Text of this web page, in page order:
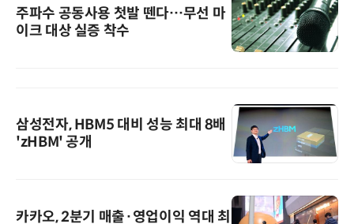
주파수 공동사용 첫발 뗀다…무선 마
이크 대상 실증 착수
삼성전자, HBM5 대비 성능 최대 8배
'zHBM' 공개
카카오, 2분기 매출·영업이익 역대 최